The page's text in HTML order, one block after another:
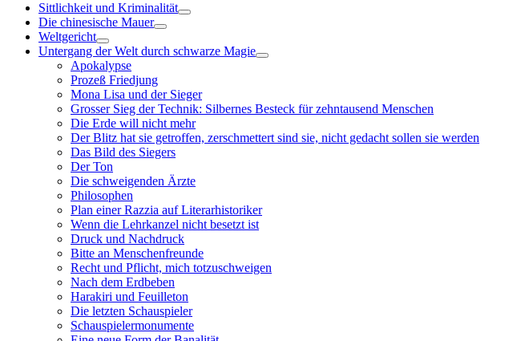
Sittlichkeit und Kriminalität
Die chinesische Mauer
Weltgericht
Untergang der Welt durch schwarze Magie
Apokalypse
Prozeß Friedjung
Mona Lisa und der Sieger
Grosser Sieg der Technik: Silbernes Besteck für zehntausend Menschen
Die Erde will nicht mehr
Der Blitz hat sie getroffen, zerschmettert sind sie, nicht gedacht sollen sie werden
Das Bild des Siegers
Der Ton
Die schweigenden Ärzte
Philosophen
Plan einer Razzia auf Literarhistoriker
Wenn die Lehrkanzel nicht besetzt ist
Druck und Nachdruck
Bitte an Menschenfreunde
Recht und Pflicht, mich totzuschweigen
Nach dem Erdbeben
Harakiri und Feuilleton
Die letzten Schauspieler
Schauspielermonumente